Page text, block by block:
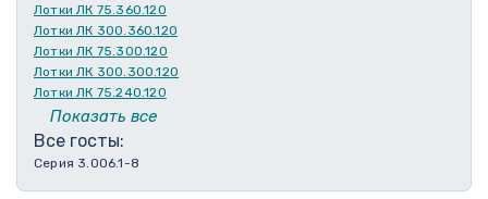
Лотки ЛК 75.360.120
Лотки ЛК 300.360.120
Лотки ЛК 75.300.120
Лотки ЛК 300.300.120
Лотки ЛК 75.240.120
Лотки ЛК 300.240.120
Лотки ЛК 75.210.120
Лотки ЛК 75.180.120
Лотки ЛК 300.180.120
Показать все
Все госты:
Серия 3.006.1-8